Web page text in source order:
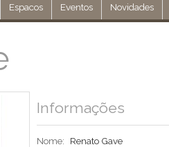
Espacos Eventos Novidades
Informações
Nome:
Renato Gave